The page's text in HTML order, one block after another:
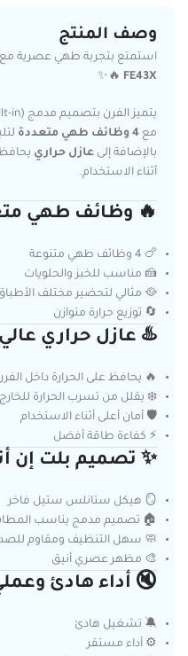
وصف المنتج
استمتع بتجربة طهي عصرية مع
FE43X
🔥✨
مع 4 وظائف طهي متعددة
بالإضافة إلى عازل حراري يحافظ
أثناء الاستخدام.
🔥 وظائف طهي
🍗 4 وظائف طهي متنوعة
🍰 مناسب للخبز والحلويات
🥘 مثالي لتحضير مختلف
🔄 توزيع حرارة متوازن
♨️ عازل حراري عالي
🔥 يحافظ على الحرارة داخل
❄️ يقلل من تسرب الحرارة للخارج
🛡️ أمان أعلى أثناء الاستخدام
⚡ كفاءة طاقة أفضل
✨ تصميم بلت إن
🪞 هيكل ستانلس ستيل فاخر
🏠 تصميم مدمج يناسب
🧼 سهل التنظيف ومقاوم
🎨 مظهر عصري أنيق
🔇 أداء هادئ
🔕 تشغيل هادئ
⚙️ أداء مستقر